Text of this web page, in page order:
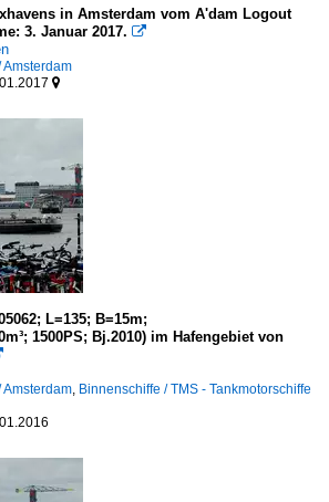
Miami
in Amsterdam vom A'dam Logout
3. Januar 2017. 

L=135; B=15m;
1500PS; Bj.2010) im Hafengebiet von
, Binnenschiffe / TMS - Tankmotorschiffe